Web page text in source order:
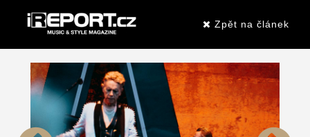
Zpět na článek